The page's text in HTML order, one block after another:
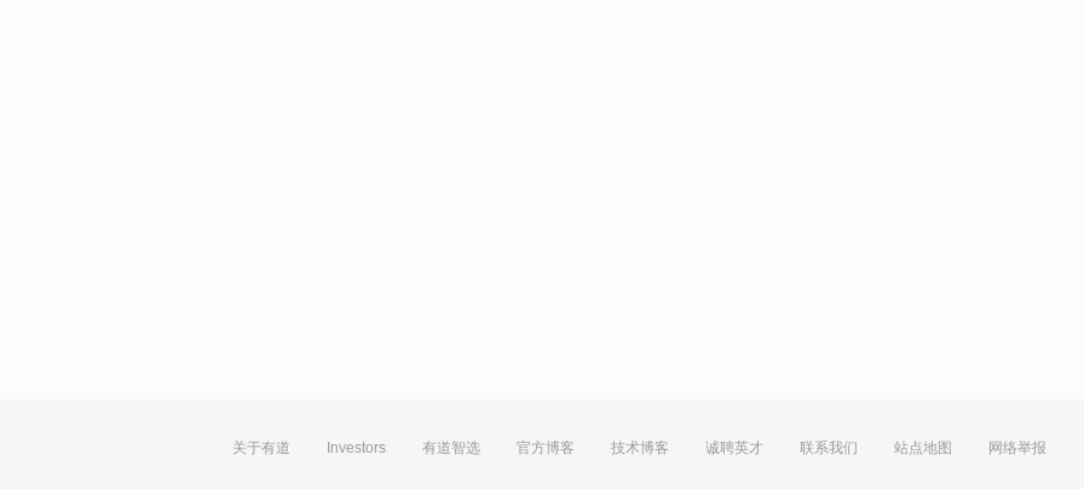
关于有道 Investors 有道智选 官方博客 技术博客 诚聘英才 联系我们 站点地图 网络举报